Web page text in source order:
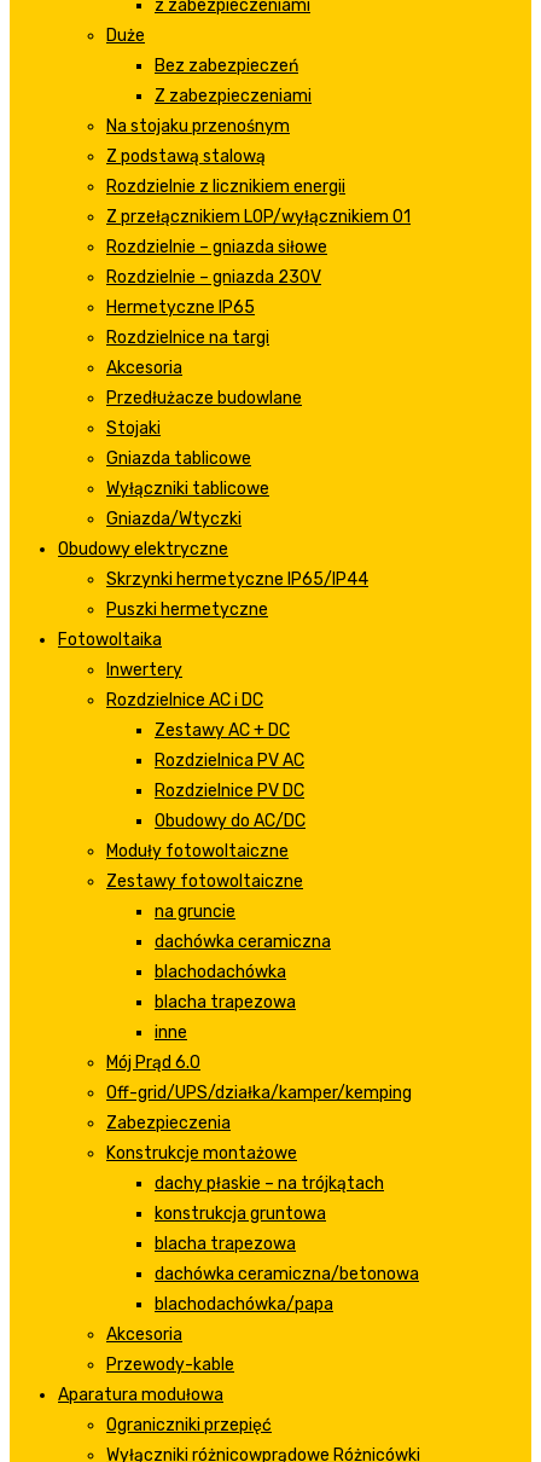
z zabezpieczeniami
Duże
Bez zabezpieczeń
Z zabezpieczeniami
Na stojaku przenośnym
Z podstawą stalową
Rozdzielnie z licznikiem energii
Z przełącznikiem LOP/wyłącznikiem 01
Rozdzielnie – gniazda siłowe
Rozdzielnie – gniazda 230V
Hermetyczne IP65
Rozdzielnice na targi
Akcesoria
Przedłużacze budowlane
Stojaki
Gniazda tablicowe
Wyłączniki tablicowe
Gniazda/Wtyczki
Obudowy elektryczne
Skrzynki hermetyczne IP65/IP44
Puszki hermetyczne
Fotowoltaika
Inwertery
Rozdzielnice AC i DC
Zestawy AC + DC
Rozdzielnica PV AC
Rozdzielnice PV DC
Obudowy do AC/DC
Moduły fotowoltaiczne
Zestawy fotowoltaiczne
na gruncie
dachówka ceramiczna
blachodachówka
blacha trapezowa
inne
Mój Prąd 6.0
Off-grid/UPS/działka/kamper/kemping
Zabezpieczenia
Konstrukcje montażowe
dachy płaskie – na trójkątach
konstrukcja gruntowa
blacha trapezowa
dachówka ceramiczna/betonowa
blachodachówka/papa
Akcesoria
Przewody-kable
Aparatura modułowa
Ograniczniki przepięć
Wyłączniki różnicowprądowe Różnicówki